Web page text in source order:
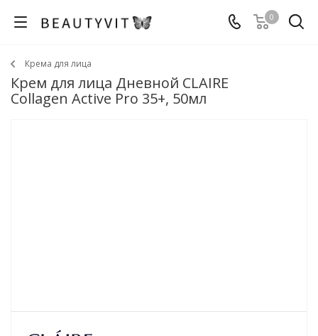
0
Крема для лица
Крем для лица Дневной CLAIRE
Collagen Active Pro 35+, 50мл